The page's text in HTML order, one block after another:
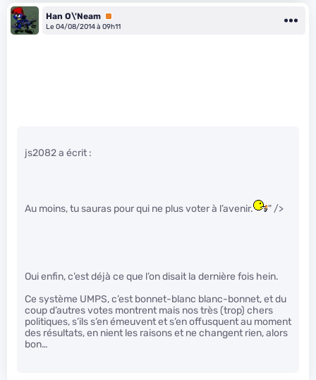
Han O\'Neam Premium
Le 04/08/2014 à 09h11
js2082 a écrit :
Au moins, tu sauras pour qui ne plus voter à l’avenir. " />
Oui enfin, c’est déjà ce que l’on disait la dernière fois hein.
Ce système UMPS, c’est bonnet-blanc blanc-bonnet, et du
coup d’autres votes montrent mais nos très (trop) chers
politiques, s’ils s’en émeuvent et s’en offusquent au moment
des résultats, en nient les raisons et ne changent rien, alors
bon…